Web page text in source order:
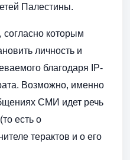
Палестины.
которым
личность и
благодаря IP-
Возможно, именно
СМИ идет речь
есть о
терактов и о его